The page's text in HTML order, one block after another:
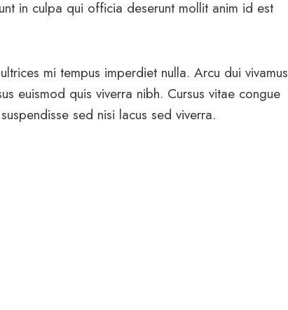
in culpa qui officia deserunt mollit anim id est
mi tempus imperdiet nulla. Arcu dui vivamus
euismod quis viverra nibh. Cursus vitae congue
sed nisi lacus sed viverra.